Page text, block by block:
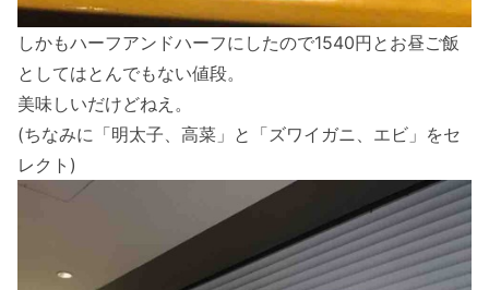
しかもハーフアンドハーフにしたので1540円とお昼ご飯
としてはとんでもない値段。
美味しいだけどねえ。
(ちなみに「明太子、高菜」と「ズワイガニ、エビ」をセ
レクト)